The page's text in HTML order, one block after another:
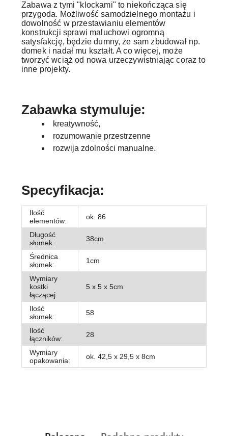
Zabawa z tymi "klockami" to niekończąca się
przygoda. Możliwość samodzielnego montażu i
dowolność w przestawianiu elementów
konstrukcji sprawi maluchowi ogromną
satysfakcję, będzie dumny, że sam zbudował np.
domek i nadał mu kształt. A co więcej, może
tworzyć wciąż od nowa urzeczywistniając coraz to
inne projekty.
Zabawka stymuluje:
kreatywność,
rozumowanie przestrzenne
rozwija zdolności manualne.
Specyfikacja:
Ilość
elementów:
ok. 86
Długość
słomek:
38cm
Średnica
słomek:
1cm
Wymiary
kostki
łączącej:
5 x 5 x 5cm
Ilość
słomek:
58
Ilość
łączników:
28
Wymiary
opakowania:
ok. 42,5 x 29,5 x 8cm